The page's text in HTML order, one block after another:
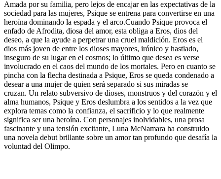
Amada por su familia, pero lejos de encajar en las expectativas de la
sociedad para las mujeres, Psique se entrena para convertirse en una
heroína dominando la espada y el arco.Cuando Psique provoca el
enfado de Afrodita, diosa del amor, esta obliga a Eros, dios del
deseo, a que la ayude a perpetrar una cruel maldición. Eros es el
dios más joven de entre los dioses mayores, irónico y hastiado,
inseguro de su lugar en el cosmos; lo último que desea es verse
involucrado en el caos del mundo de los mortales. Pero en cuanto se
pincha con la flecha destinada a Psique, Eros se queda condenado a
desear a una mujer de quien será separado si sus miradas se
cruzan. Un relato subversivo de dioses, monstruos y del corazón y el
alma humanos, Psique y Eros deslumbra a los sentidos a la vez que
explora temas como la confianza, el sacrificio y lo que realmente
significa ser una heroína. Con personajes inolvidables, una prosa
fascinante y una tensión excitante, Luna McNamara ha construido
una novela debut brillante sobre un amor tan profundo que desafía la
voluntad del Olimpo.